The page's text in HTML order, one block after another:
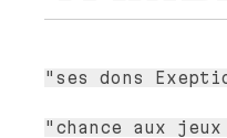
"ses dons
"chance aux